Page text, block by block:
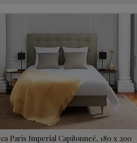
Paris Imperial Capitonneé, 180 x 200